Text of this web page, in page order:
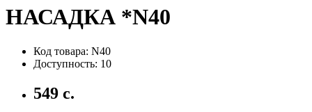
НАСАДКА *N40
Код товара: N40
Доступность: 10
549 с.